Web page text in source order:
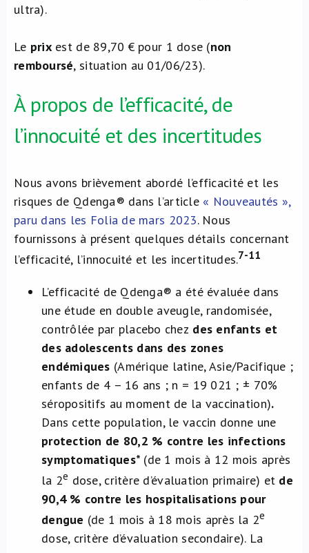
ultra).
Le prixest de 89,70 € pour 1 dose (non
remboursé, situation au 01/06/23).
À propos de l’efficacité, de
l’innocuité et des incertitudes
Nous avons brièvement abordé l’efficacité et les
risques de Qdenga® dans l’article« Nouveautés »,
paru dans les Folia de mars 2023. Nous
fournissons à présent quelques détails concernant
l’efficacité, l’innocuité et les incertitudes.7-11
L’efficacité de Qdenga® a été évaluée dans
une étude en double aveugle, randomisée,
contrôlée par placebo chez des enfants et
des adolescents dans des zones
endémiques (Amérique latine, Asie/Pacifique ;
enfants de 4 – 16 ans ; n = 19 021 ; ± 70%
séropositifs au moment de la vaccination).
Dans cette population, le vaccin donne une
protection de 80,2 % contre les infections
symptomatiques* (de 1 mois à 12 mois après
la 2e dose, critère d’évaluation primaire) et de
90,4 % contre les hospitalisations pour
dengue (de 1 mois à 18 mois après la 2e
dose, critère d’évaluation secondaire). La